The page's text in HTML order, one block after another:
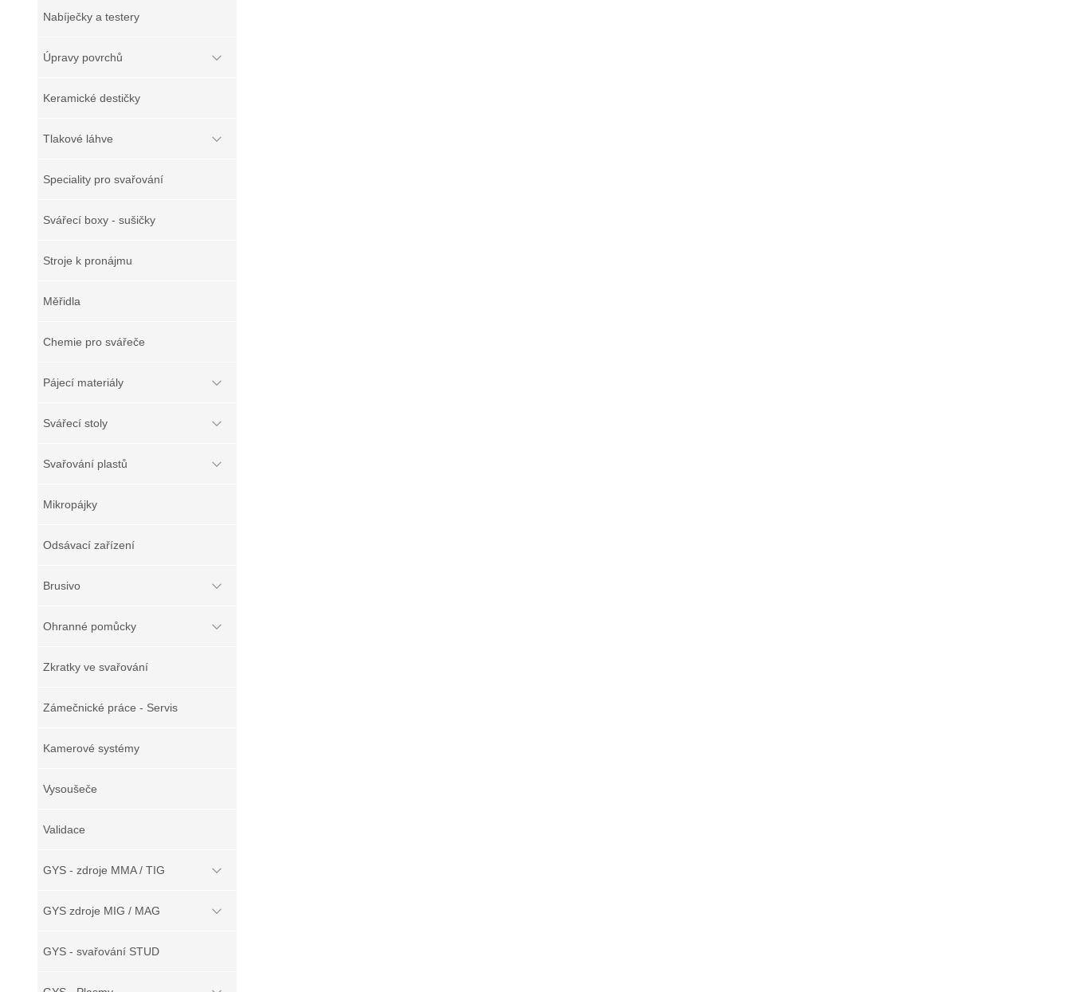
Nabíječky a testery
Úpravy povrchů
Keramické destičky
Tlakové láhve
Speciality pro svařování
Svářecí boxy - sušičky
Stroje k pronájmu
Měřidla
Chemie pro svářeče
Pájecí materiály
Svářecí stoly
Svařování plastů
Mikropájky
Odsávací zařízení
Brusivo
Ohranné pomůcky
Zkratky ve svařování
Zámečnické práce - Servis
Kamerové systémy
Vysoušeče
Validace
GYS - zdroje MMA / TIG
GYS zdroje MIG / MAG
GYS - svařování STUD